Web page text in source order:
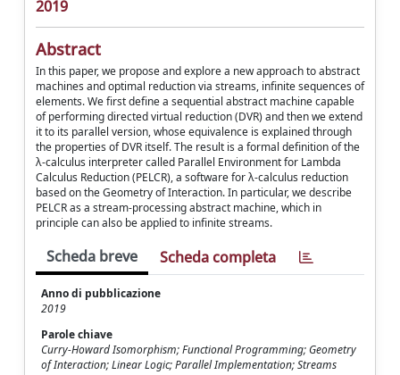
2019
Abstract
In this paper, we propose and explore a new approach to abstract
machines and optimal reduction via streams, infinite sequences of
elements. We first define a sequential abstract machine capable
of performing directed virtual reduction (DVR) and then we extend
it to its parallel version, whose equivalence is explained through
the properties of DVR itself. The result is a formal definition of the
λ-calculus interpreter called Parallel Environment for Lambda
Calculus Reduction (PELCR), a software for λ-calculus reduction
based on the Geometry of Interaction. In particular, we describe
PELCR as a stream-processing abstract machine, which in
principle can also be applied to infinite streams.
Scheda breve Scheda completa
Anno di pubblicazione
2019
Parole chiave
Curry-Howard Isomorphism; Functional Programming; Geometry
of Interaction; Linear Logic; Parallel Implementation; Streams